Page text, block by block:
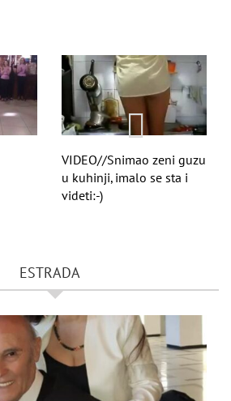
VIDEO//Snimao zeni guzu
u kuhinji, imalo se sta i
videti:-)
ESTRADA